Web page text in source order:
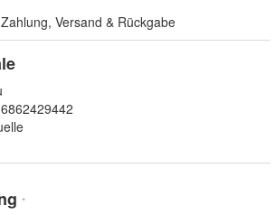
Zahlung, Versand & Rückgabe
*